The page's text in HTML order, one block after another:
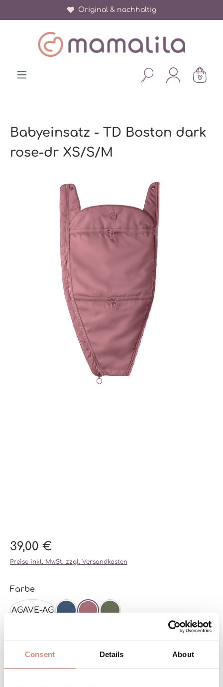
Consent Details About
Original & nachhaltig
Babyeinsatz - TD Boston dark
rose-dr XS/S/M
Bildergalerie überspringen
39,00 €
Preise inkl. MwSt. zzgl. Versandkosten
Farbeauswählen
AGAVE-AG
L/XL/XXLXS/S/M